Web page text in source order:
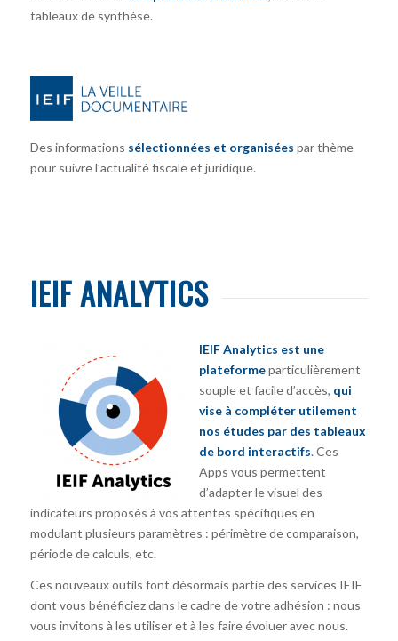
tableaux de synthèse.
Des informations sélectionnées et organisées par thème
pour suivre l’actualité fiscale et juridique.
IEIF ANALYTICS
IEIF Analytics est une
plateformeparticulièrement
souple et facile d’accès, qui
vise à compléter utilement
nos études par des tableaux
de bord interactifs. Ces
Apps vous permettent
d’adapter le visuel des
indicateurs proposés à vos attentes spécifiques en
modulant plusieurs paramètres : périmètre de comparaison,
période de calculs, etc.
Ces nouveaux outils font désormais partie des services IEIF
dont vous bénéficiez dans le cadre de votre adhésion : nous
vous invitons à les utiliser et à les faire évoluer avec nous.